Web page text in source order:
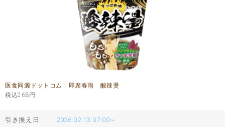
医食同源ドットコム 即席春雨 酸辣燙
税込268 円
引き換え日 2026.02.13 07:00～